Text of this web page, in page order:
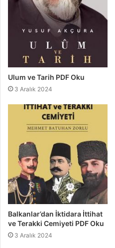
Ulum ve Tarih PDF Oku
3 Aralık 2024
Balkanlar’dan İktidara İttihat
ve Terakki Cemiyeti PDF Oku
3 Aralık 2024